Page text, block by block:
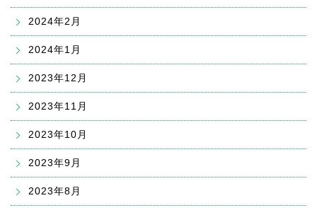
2024年2月
2024年1月
2023年12月
2023年11月
2023年10月
2023年9月
2023年8月